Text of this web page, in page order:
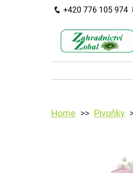
+420 776 105 974
Home Pivoňky